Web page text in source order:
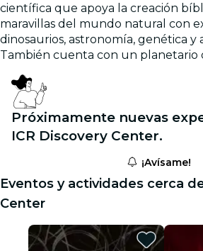
científica que apoya la creación
maravillas del mundo natural con
dinosaurios, astronomía, genética y
También cuenta con un planetario
Próximamente nuevas
ICR Discovery Center.
¡Avísame!
Eventos y actividades cerca
Center